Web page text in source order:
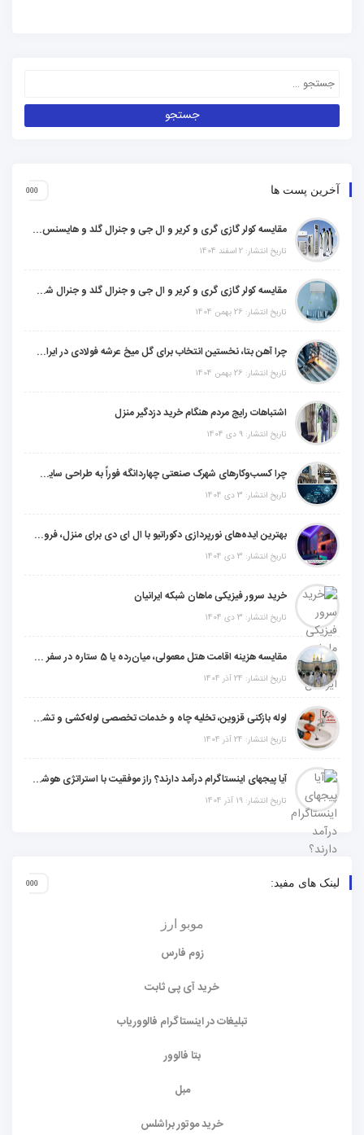
آخرین پست ها
مقایسه کولر گازی گری و کریر و ال جی و جنرال گلد و هایسنس و مدیا و اجنرال
تاریخ انتشار: 2 اسفند 1404
مقایسه کولر گازی گری و کریر و ال جی و جنرال گلد و جنرال شکار و سامسونگ و یونیوا
تاریخ انتشار: 26 بهمن 1404
چرا آهن بتا، نخستین انتخاب برای گل میخ عرشه فولادی در ایران است؟
تاریخ انتشار: 26 بهمن 1404
اشتباهات رایج مردم هنگام خرید دزدگیر منزل
تاریخ انتشار: 9 دی 1404
چرا کسب‌وکارهای شهرک صنعتی چهاردانگه فوراً به طراحی سایت نیاز دارند؟
تاریخ انتشار: 3 دی 1404
بهترین ایده‌های نورپردازی دکوراتیو با ال ای دی برای منزل، فروشگاه و دفتر کار
تاریخ انتشار: 3 دی 1404
خرید سرور فیزیکی ماهان شبکه ایرانیان
تاریخ انتشار: 3 دی 1404
مقایسه هزینه اقامت هتل معمولی، میان‌رده یا 5 ستاره در سفر زیارتی عراق
تاریخ انتشار: 24 آذر 1404
لوله بازکنی قزوین، تخلیه چاه و خدمات تخصصی لوله‌کشی و تشخیص ترکیدگی
تاریخ انتشار: 24 آذر 1404
آیا پیجهای اینستاگرام درآمد دارند؟ راز موفقیت با استراتژی هوشمندانه
تاریخ انتشار: 19 آذر 1404
لینک های مفید:
موبو ارز
زوم فارس
خرید آی پی ثابت
تبلیغات در اینستاگرام فالووریاب
بتا فالوور
مبل
خرید موتور براشلس